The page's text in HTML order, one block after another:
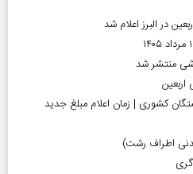
در البرز اعلام شد
منتشر شد
کشوری | زمان اعلام مبلغ جدید
اطراف رشت)